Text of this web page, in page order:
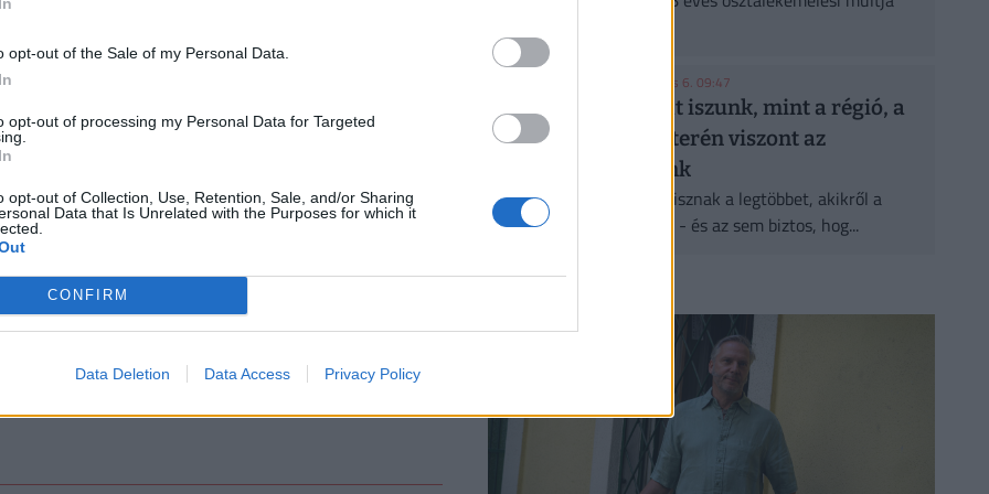
opt-out of the Sale of my Personal Data.
opt-out of processing my Personal Data for Targeted
opt-out of Collection, Use, Retention, Sale, and/or Sharing
Data that Is Unrelated with the Purposes for which it
CONFIRM
Data Deletion Data Access Privacy Policy
szerint a gazdasági erőszak áldozatai nem
senki sem vallotta magát szerelmesnek, és
a nők látókörének szélesítésére,
hogy bátrabbak legyenek és később
megtöréséhez fontos a fiúkkal való
közre, a végleges tartalmat újságírónk szerkesztette és
| 2026. augusztus 6. 09:47
Kevesebb alkoholt iszunk, mint a régió, a
következmények terén viszont az
élbolyban vagyunk
Lehet, hogy nem azok isznak a legtöbbet, akikről a
statisztikák ezt állítják - és az sem biztos, hog...